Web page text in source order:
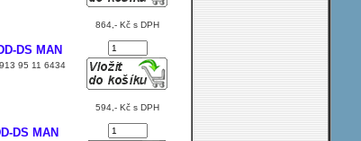
DS MAN
95 11 6434
864,- Kč s DPH
DS MAN
594,- Kč s DPH